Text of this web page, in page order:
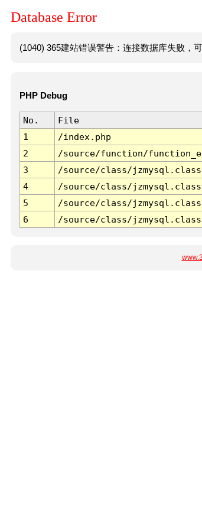
Database Error
(1040) 365建站错误警告：连接数据库失败，
PHP Debug
No. File
1
/index.php
2
/source/function/
3
/source/class/
4
/source/class/
5
/source/class/
6
/source/class/